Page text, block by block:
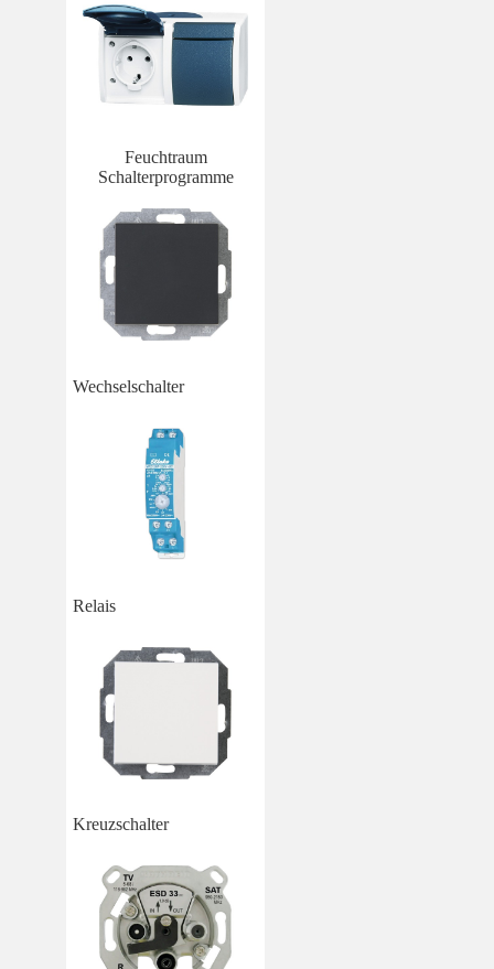
Feuchtraum
Schalterprogramme
Wechselschalter
Relais
Kreuzschalter